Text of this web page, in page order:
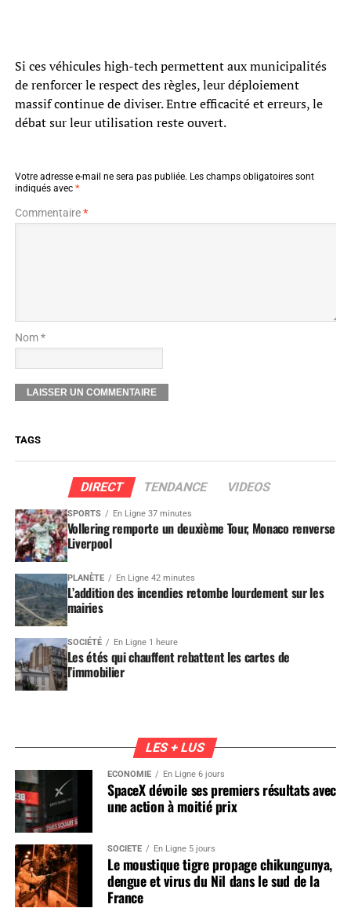
Si ces véhicules high-tech permettent aux municipalités
de renforcer le respect des règles, leur déploiement
massif continue de diviser. Entre efficacité et erreurs, le
débat sur leur utilisation reste ouvert.
Votre adresse e-mail ne sera pas publiée. Les champs obligatoires sont
indiqués avec *
Commentaire*
Nom *
TAGS
DIRECT TENDANCE VIDEOS
SPORTS En Ligne 37 minutes
Vollering remporte un deuxième Tour, Monaco renverse
Liverpool
PLANÈTE En Ligne 42 minutes
L’addition des incendies retombe lourdement sur les
mairies
SOCIÉTÉ En Ligne 1 heure
Les étés qui chauffent rebattent les cartes de
l’immobilier
LES + LUS
ÉCONOMIE En Ligne 6 jours
SpaceX dévoile ses premiers résultats avec
une action à moitié prix
SOCIÉTÉ En Ligne 5 jours
Le moustique tigre propage chikungunya,
dengue et virus du Nil dans le sud de la
France